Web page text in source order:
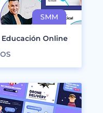
Online